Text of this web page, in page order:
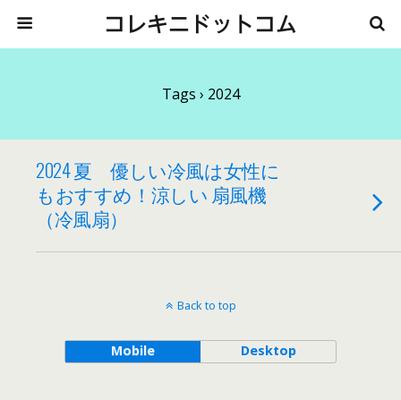
コレキニドットコム
Tags › 2024
2024 夏 優しい冷風は女性に
もおすすめ！涼しい 扇風機
（冷風扇）
Back to top
Mobile Desktop